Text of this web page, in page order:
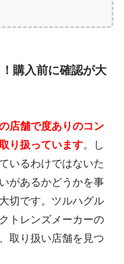
購入前に確認が大
店舗で度ありのコン
り扱っています。し
いるわけではないた
があるかどうかを事
切です。ツルハグル
トレンズメーカーの
取り扱い店舗を見つ